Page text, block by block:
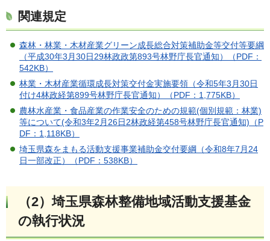
関連規定
森林・林業・木材産業グリーン成長総合対策補助金等交付等要綱
（平成30年3月30日29林政政第893号林野庁長官通知）（PDF：
542KB）
林業・木材産業循環成長対策交付金実施要領（令和5年3月30日
付け4林政経第899号林野庁長官通知）（PDF：1,775KB）
農林水産業・食品産業の作業安全のための規範(個別規範：林業)
等について(令和3年2月26日2林政経第458号林野庁長官通知)（P
DF：1,118KB）
埼玉県森をまもる活動支援事業補助金交付要綱（令和8年7月24
日一部改正）（PDF：538KB）
（2）埼玉県森林整備地域活動支援基金
の執行状況